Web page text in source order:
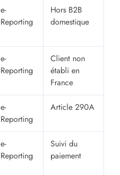
e-
Reporting
Hors B2B
domestique
e-
Reporting
Client non
établi en
France
e-
Reporting
Article 290A
e-
Reporting
Suivi du
paiement